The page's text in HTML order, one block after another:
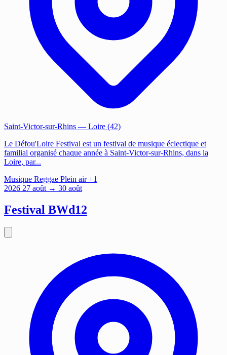
Saint-Victor-sur-Rhins — Loire (42)
Le Défou'Loire Festival est un festival de musique éclectique et
familial organisé chaque année à Saint-Victor-sur-Rhins, dans la
Loire, par...
Musique Reggae Plein air +1
2026 27 août → 30 août
Festival BWd12